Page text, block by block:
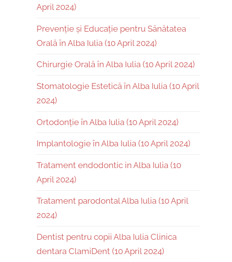
April 2024)
Prevenție și Educație pentru Sănătatea
Orală în Alba Iulia (10 April 2024)
Chirurgie Orală în Alba Iulia (10 April 2024)
Stomatologie Estetică în Alba Iulia (10 April
2024)
Ortodonție în Alba Iulia (10 April 2024)
Implantologie în Alba Iulia (10 April 2024)
Tratament endodontic in Alba Iulia (10
April 2024)
Tratament parodontal Alba Iulia (10 April
2024)
Dentist pentru copii Alba Iulia Clinica
dentara ClamiDent (10 April 2024)